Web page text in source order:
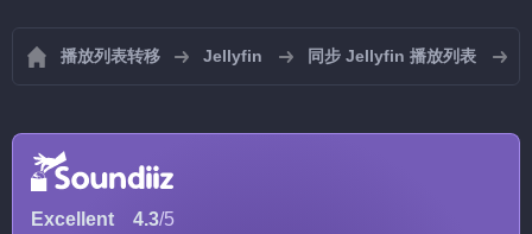
播放列表转移 Jellyfin 同步 Jellyfin 播放列表
Excellent 4.3/5